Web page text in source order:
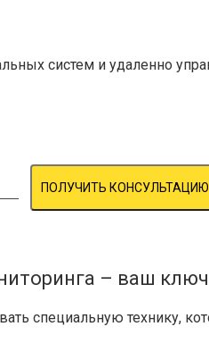
систем и удаленно
ПОЛУЧИТЬ КОНСУЛЬТАЦИЮ
– ваш ключ
специальную технику,